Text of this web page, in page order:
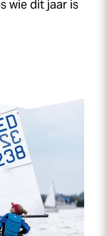
wie dit jaar is